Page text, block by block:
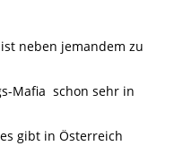
neben jemandem zu
Mafia schon sehr in
gibt in Österreich